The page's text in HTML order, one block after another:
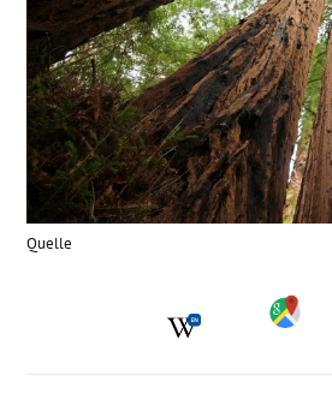
Quelle